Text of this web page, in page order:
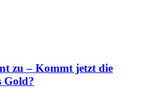
zu – Kommt jetzt die
Gold?